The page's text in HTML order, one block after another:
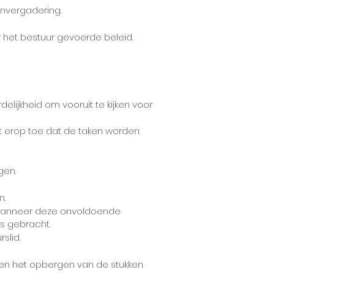
bestuur gevoerde beleid.
om vooruit te kijken voor
erop toe dat de taken worden
deze onvoldoende
gebracht.
het opbergen van de stukken